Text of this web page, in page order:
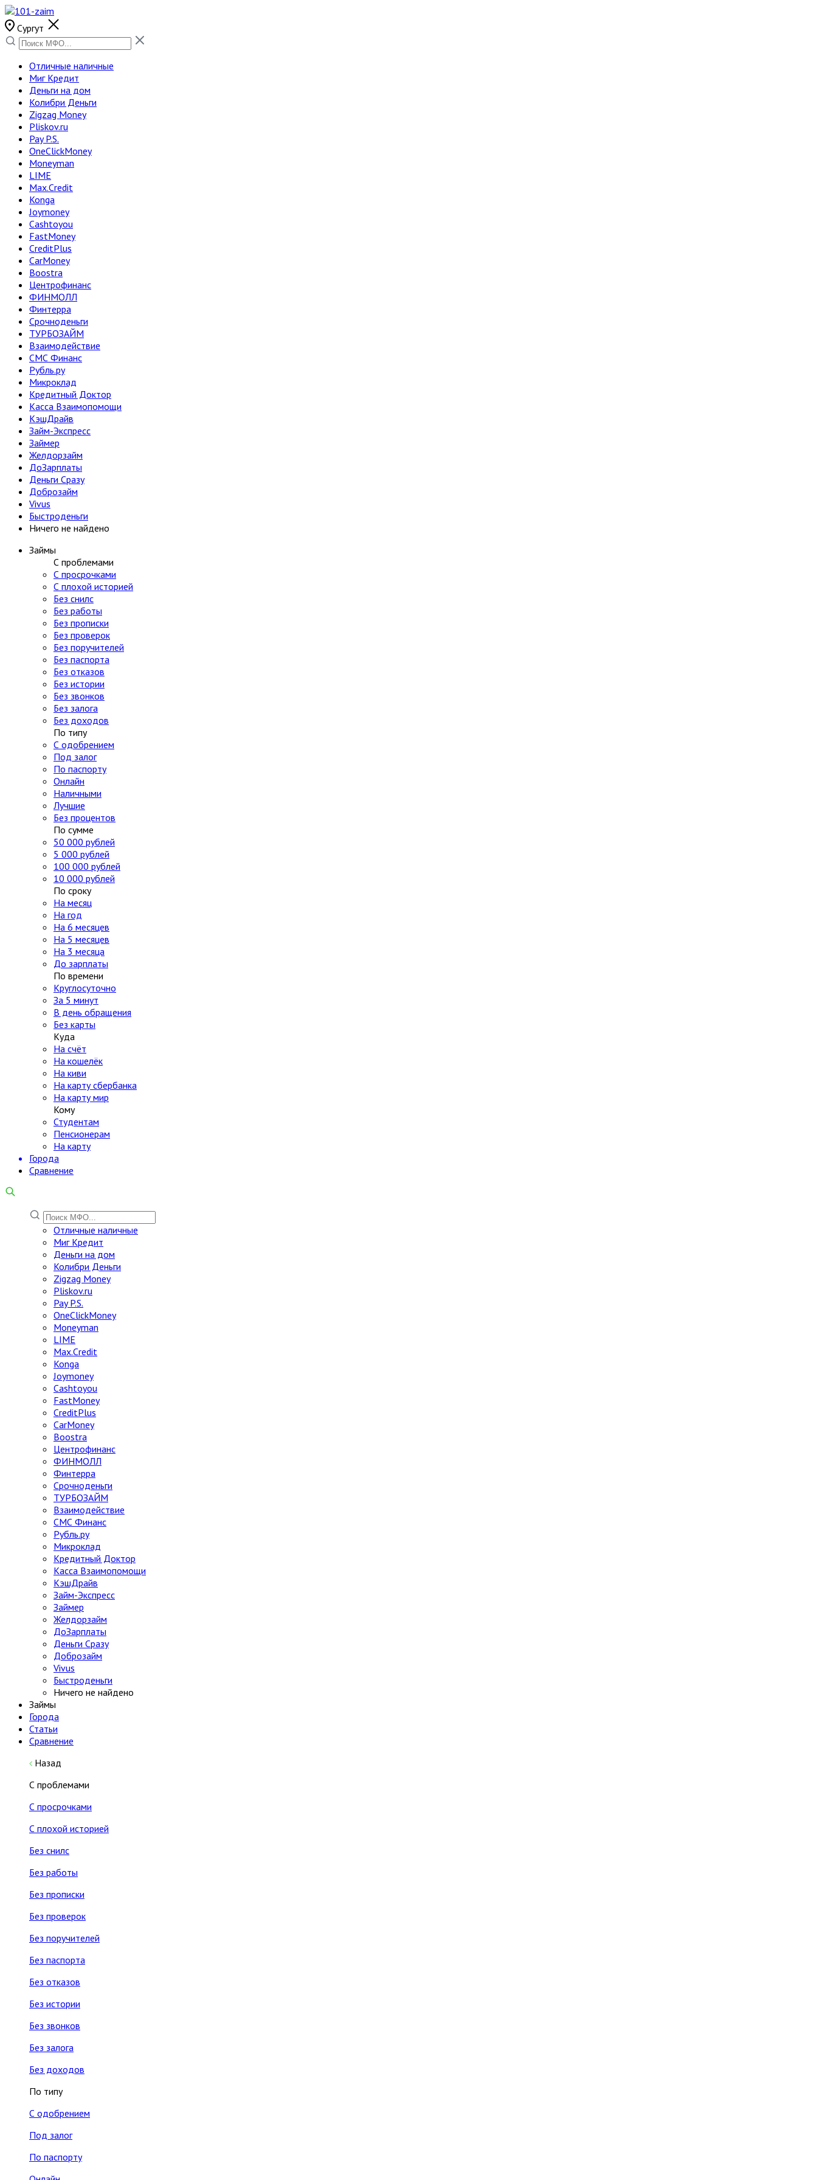
Сургут
Отличные наличные
Миг Кредит
Деньги на дом
Колибри Деньги
Zigzag Money
Pliskov.ru
Pay P.S.
OneClickMoney
Moneyman
LIME
Max.Credit
Konga
Joymoney
Cashtoyou
FastMoney
CreditPlus
CarMoney
Boostra
Центрофинанс
ФИНМОЛЛ
Финтерра
Срочноденьги
ТУРБОЗАЙМ
Взаимодействие
СМС Финанс
Рубль.ру
Микроклад
Кредитный Доктор
Касса Взаимопомощи
КэшДрайв
Займ-Экспресс
Займер
Желдорзайм
ДоЗарплаты
Деньги Сразу
Доброзайм
Vivus
Быстроденьги
Ничего не найдено
Займы
С проблемами
С просрочками
С плохой историей
Без снилс
Без работы
Без прописки
Без проверок
Без поручителей
Без паспорта
Без отказов
Без истории
Без звонков
Без залога
Без доходов
По типу
С одобрением
Под залог
По паспорту
Онлайн
Наличными
Лучшие
Без процентов
По сумме
50 000 рублей
5 000 рублей
100 000 рублей
10 000 рублей
По сроку
На месяц
На год
На 6 месяцев
На 5 месяцев
На 3 месяца
До зарплаты
По времени
Круглосуточно
За 5 минут
В день обращения
Без карты
Куда
На счёт
На кошелёк
На киви
На карту сбербанка
На карту мир
Кому
Студентам
Пенсионерам
На карту
Города
Сравнение
Отличные наличные
Миг Кредит
Деньги на дом
Колибри Деньги
Zigzag Money
Pliskov.ru
Pay P.S.
OneClickMoney
Moneyman
LIME
Max.Credit
Konga
Joymoney
Cashtoyou
FastMoney
CreditPlus
CarMoney
Boostra
Центрофинанс
ФИНМОЛЛ
Финтерра
Срочноденьги
ТУРБОЗАЙМ
Взаимодействие
СМС Финанс
Рубль.ру
Микроклад
Кредитный Доктор
Касса Взаимопомощи
КэшДрайв
Займ-Экспресс
Займер
Желдорзайм
ДоЗарплаты
Деньги Сразу
Доброзайм
Vivus
Быстроденьги
Ничего не найдено
Займы
Города
Статьи
Сравнение
Назад
С проблемами
С просрочками
С плохой историей
Без снилс
Без работы
Без прописки
Без проверок
Без поручителей
Без паспорта
Без отказов
Без истории
Без звонков
Без залога
Без доходов
По типу
С одобрением
Под залог
По паспорту